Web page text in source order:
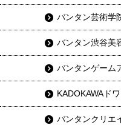
バンタン芸術学
バンタン渋谷美
バンタンゲーム
KADOKAWAド
バンタンクリエ